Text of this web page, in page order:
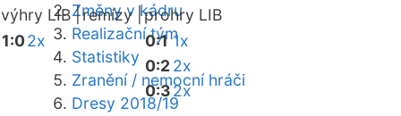
Změny v kádru
Realizační tým
Statistiky
Zranění / nemocní hráči
Dresy 2018/19
výhry LIB |remízy |prohry LIB
1:02x 0:1 1x
0:22x
0:32x